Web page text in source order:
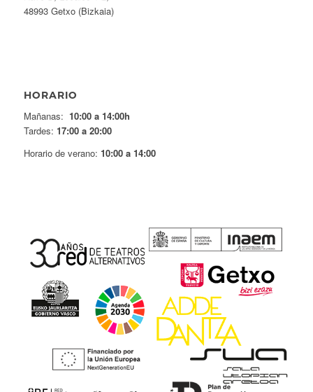
48993 Getxo (Bizkaia)
HORARIO
Mañanas: 10:00 a 14:00h
Tardes: 17:00 a 20:00
Horario de verano: 10:00 a 14:00